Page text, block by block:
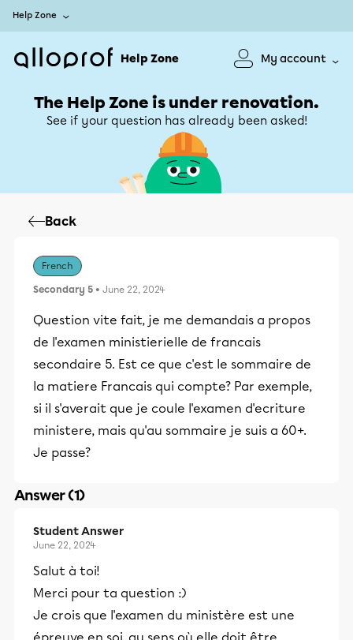
Help Zone
Help Zone My account
The Help Zone is under renovation.
See if your question has already been asked!
Back
French
Secondary 5 • June 22, 2024
Question vite fait, je me demandais a propos
de l'examen ministierielle de francais
secondaire 5. Est ce que c'est le sommaire de
la matiere Francais qui compte? Par exemple,
si il s'averait que je coule l'examen d'ecriture
ministere, mais qu'au sommaire je suis a 60+.
Je passe?
Answer (1)
Student Answer
June 22, 2024
Salut à toi!
Merci pour ta question :)
Je crois que l'examen du ministère est une